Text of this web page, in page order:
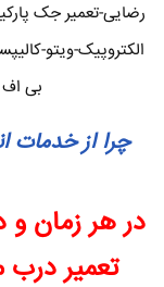
رضایی-تعمیر جک
الکتروپیک-ویتو-
بی
چرا از خدمات
در هر زمان و
تعمیر درب